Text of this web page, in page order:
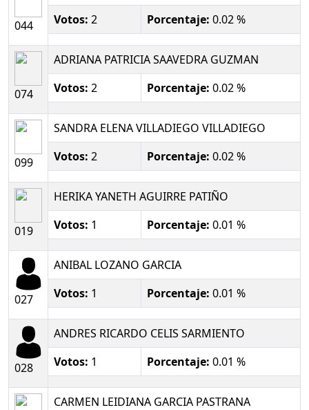
044
Votos: 2 Porcentaje: 0.02 %
074
ADRIANA PATRICIA SAAVEDRA GUZMAN
Votos: 2 Porcentaje: 0.02 %
099
SANDRA ELENA VILLADIEGO VILLADIEGO
Votos: 2 Porcentaje: 0.02 %
019
HERIKA YANETH AGUIRRE PATIÑO
Votos: 1 Porcentaje: 0.01 %
027
ANIBAL LOZANO GARCIA
Votos: 1 Porcentaje: 0.01 %
028
ANDRES RICARDO CELIS SARMIENTO
Votos: 1 Porcentaje: 0.01 %
CARMEN LEIDIANA GARCIA PASTRANA